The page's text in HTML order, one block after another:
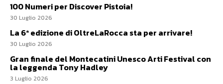
100 Numeri per Discover Pistoia!
30 Luglio 2026
La 6ª edizione di OltreLaRocca sta per arrivare!
30 Luglio 2026
Gran finale del Montecatini Unesco Arti Festival con
la leggenda Tony Hadley
3 Luglio 2026